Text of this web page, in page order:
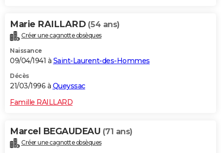
Marie RAILLARD (54 ans)
Créer une cagnotte obsèques
Naissance
09/04/1941 à Saint-Laurent-des-Hommes
Décès
21/03/1996 à Queyssac
Famille RAILLARD
Marcel BEGAUDEAU (71 ans)
Créer une cagnotte obsèques